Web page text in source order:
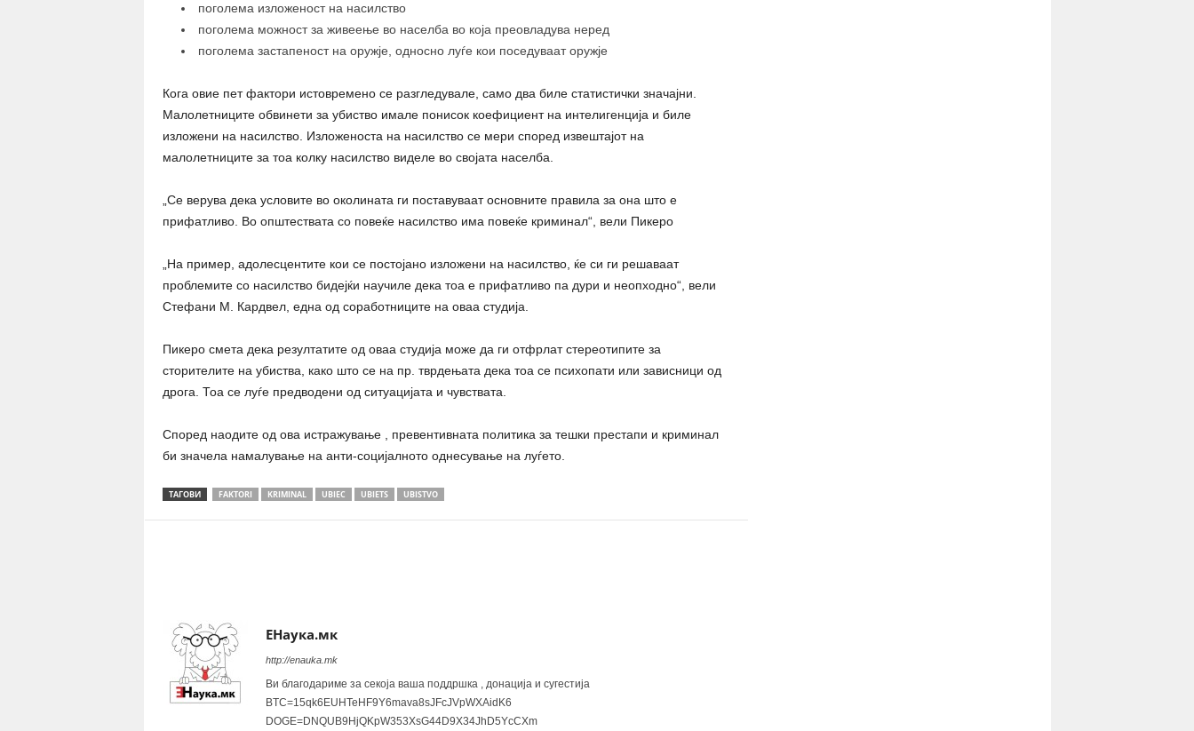
поголема изложеност на насилство
поголема можност за живеење во населба во која преовладува неред
поголема застапеност на оружје, односно луѓе кои поседуваат оружје
Кога овие пет фактори истовремено се разгледувале, само два биле статистички значајни.
Малолетниците обвинети за убиство имале понисок коефициент на интелигенција и биле
изложени на насилство. Изложеноста на насилство се мери според извештајот на
малолетниците за тоа колку насилство виделе во својата населба.
„Се верува дека условите во околината ги поставуваат основните правила за она што е
прифатливо. Во општествата со повеќе насилство има повеќе криминал“, вели Пикеро
„На пример, адолесцентите кои се постојано изложени на насилство, ќе си ги решаваат
проблемите со насилство бидејќи научиле дека тоа е прифатливо па дури и неопходно“, вели
Стефани М. Кардвел, една од соработниците на оваа студија.
Пикеро смета дека резултатите од оваа студија може да ги отфрлат стереотипите за
сторителите на убиства, како што се на пр. тврдењата дека тоа се психопати или зависници од
дрога. Тоа се луѓе предводени од ситуацијата и чувствата.
Според наодите од ова истражување , превентивната политика за тешки престапи и криминал
би значела намалување на анти-социјалното однесување на луѓето.
ТАГОВИ FAKTORI KRIMINAL UBIEC UBIETS UBISTVO
ЕНаука.мк
http://enauka.mk
Ви благодариме за секоја ваша поддршка , донација и сугестија
BTC=15qk6EUHTeHF9Y6mava8sJFcJVpWXAidK6
DOGE=DNQUB9HjQKpW353XsG44D9X34JhD5YcCXm